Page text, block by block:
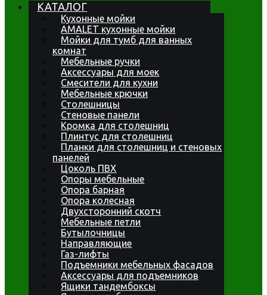
КАТАЛОГ
Кухонные мойки
AMALET кухонные мойки
Мойки для тумб для ванных
комнат
Мебельные ручки
Аксессуары для моек
Смесители для кухни
Мебельные крючки
Столешницы
Стеновые панели
Кромка для столешниц
Плинтус для столешниц
Планки для столешниц и стеновых
панелей
Цоколь ПВХ
Опоры мебельные
Опора барная
Опора колесная
Двухсторонний скотч
Мебельные петли
Бутылочницы
Направляющие
Газ-лифты
Подъемники мебельных фасадов
Аксессуары для подъемников
Ящики тандембоксы